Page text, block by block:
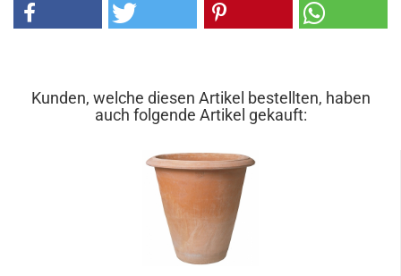
Kunden, welche diesen Artikel bestellten, haben
auch folgende Artikel gekauft: